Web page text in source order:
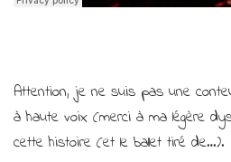
Attention, je ne suis pas une
à haute voix (merci à ma légère
cette histoire (et le ballet tiré de…).